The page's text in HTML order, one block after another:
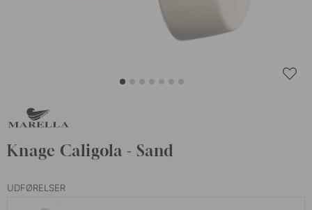
Knage Caligola - Sand
UDFØRELSER